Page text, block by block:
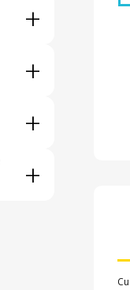
+
+
+
+